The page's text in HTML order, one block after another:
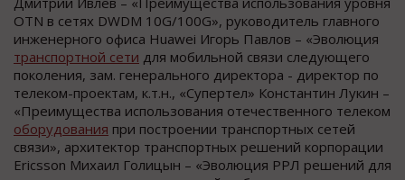
OTN в сетях DWDM 10G/100G», руководитель главного
инженерного офиса Huawei Игорь Павлов – «Эволюция
транспортной сети для мобильной связи следующего
поколения, зам. генерального директора - директор по
телеком-проектам, к.т.н., «Супертел» Константин Лукин –
«Преимущества использования отечественного телеком
оборудования при построении транспортных сетей
связи», архитектор транспортных решений корпорации
Ericsson Михаил Голицын – «Эволюция РРЛ решений для